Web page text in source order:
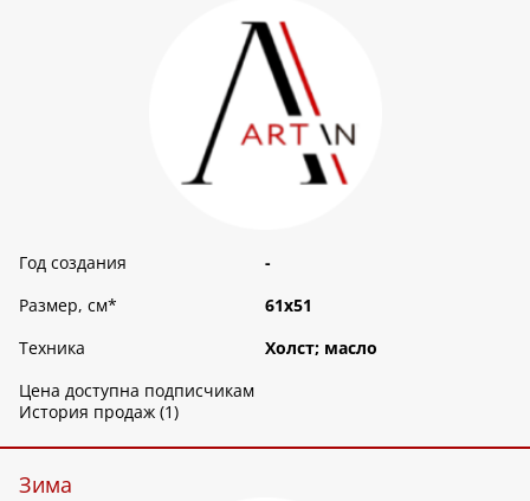
Год создания
-
Размер, см*
61х51
Техника
Холст; масло
Цена доступна подписчикам
История продаж (1)
Зима